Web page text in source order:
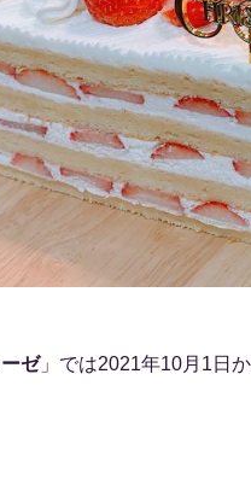
ゼ」では2021年10月1日か